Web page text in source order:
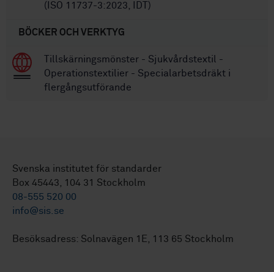
(ISO 11737-3:2023, IDT)
BÖCKER OCH VERKTYG
Tillskärningsmönster - Sjukvårdstextil -
Operationstextilier - Specialarbetsdräkt i
flergångsutförande
Svenska institutet för standarder
Box 45443, 104 31 Stockholm
08-555 520 00
info@sis.se
Besöksadress: Solnavägen 1E, 113 65 Stockholm